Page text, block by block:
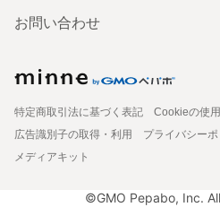
お問い合わせ
特定商取引法に基づく表記
Cookieの使
広告識別子の取得・利用
プライバシー
メディアキット
©GMO Pepabo, Inc.